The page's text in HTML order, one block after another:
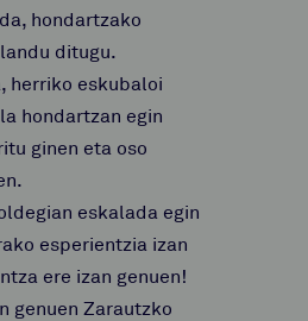
hondartzako
ditugu.
herriko eskubaloi
hondartzan egin
ginen eta oso
eskalada egin
esperientzia izan
ere izan genuen!
genuen Zarautzko